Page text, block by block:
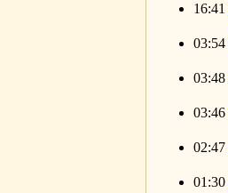
16:41
03:54
03:48
03:46
02:47
01:30